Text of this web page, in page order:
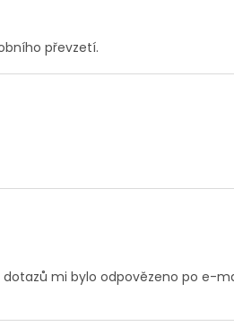
převzetí.
mi bylo odpovězeno po e-